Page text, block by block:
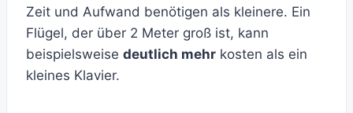
Zeit und Aufwand benötigen als kleinere. Ein
Flügel, der über 2 Meter groß ist, kann
beispielsweise deutlich mehr kosten als ein
kleines Klavier.